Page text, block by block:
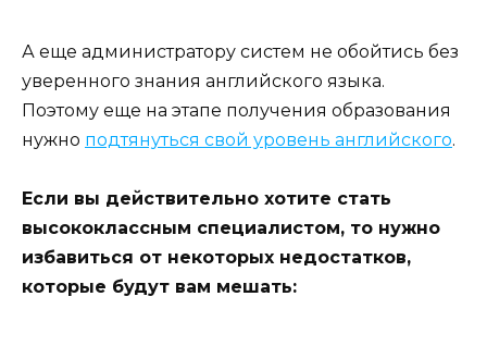
А еще администратору систем не обойтись без
уверенного знания английского языка.
Поэтому еще на этапе получения образования
нужно подтянуться свой уровень английского.
Если вы действительно хотите стать
высококлассным специалистом, то нужно
избавиться от некоторых недостатков,
которые будут вам мешать: